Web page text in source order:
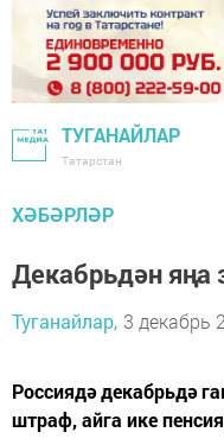
ТУГАНАЙЛАР
Татарстан
ХӘБӘРЛӘР
Декабрьдән яңа
Туганайлар, 3 декабрь
Россиядә декабрьдә
штраф, айга ике